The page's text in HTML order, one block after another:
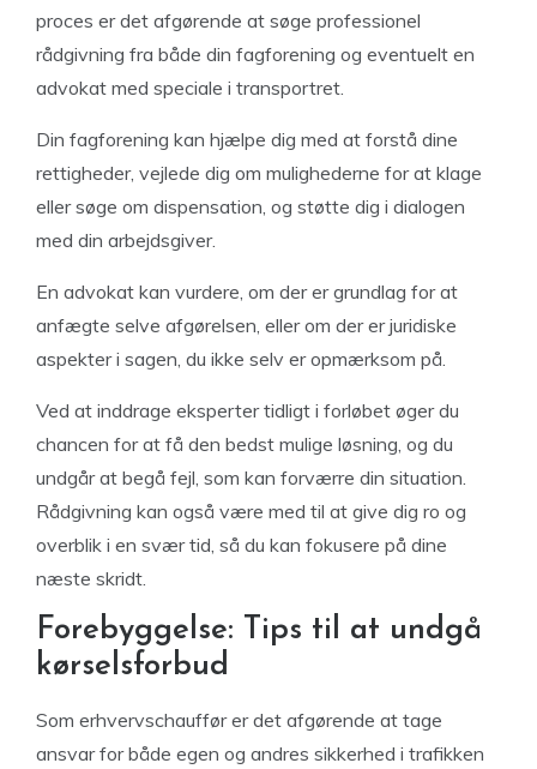
proces er det afgørende at søge professionel
rådgivning fra både din fagforening og eventuelt en
advokat med speciale i transportret.
Din fagforening kan hjælpe dig med at forstå dine
rettigheder, vejlede dig om mulighederne for at klage
eller søge om dispensation, og støtte dig i dialogen
med din arbejdsgiver.
En advokat kan vurdere, om der er grundlag for at
anfægte selve afgørelsen, eller om der er juridiske
aspekter i sagen, du ikke selv er opmærksom på.
Ved at inddrage eksperter tidligt i forløbet øger du
chancen for at få den bedst mulige løsning, og du
undgår at begå fejl, som kan forværre din situation.
Rådgivning kan også være med til at give dig ro og
overblik i en svær tid, så du kan fokusere på dine
næste skridt.
Forebyggelse: Tips til at undgå
kørselsforbud
Som erhvervschauffør er det afgørende at tage
ansvar for både egen og andres sikkerhed i trafikken